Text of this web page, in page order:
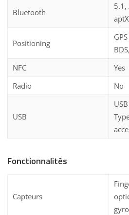
Bluetooth
5.1,
Positioning
NFC
Yes
Radio
No
USB
Fonctionnalités
Capteurs